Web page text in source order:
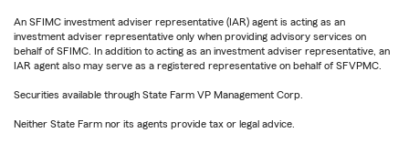
An SFIMC investment adviser representative (IAR) agent is acting as an
investment adviser representative only when providing advisory services on
behalf of SFIMC. In addition to acting as an investment adviser representative, an
IAR agent also may serve as a registered representative on behalf of SFVPMC.
Securities available through State Farm VP Management Corp.
Neither State Farm nor its agents provide tax or legal advice.